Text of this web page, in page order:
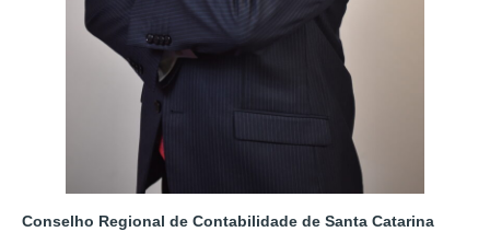
Conselho Regional de Contabilidade de Santa Catarina